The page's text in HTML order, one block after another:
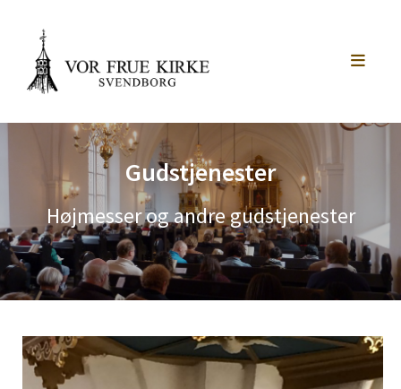
Gudstjenester
Højmesser og andre gudstjenester